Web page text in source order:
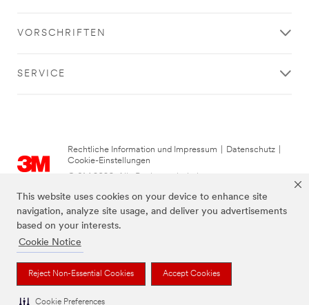
This website uses cookies on your device to enhance site
navigation, analyze site usage, and deliver you advertisements
based on your interests.
Cookie Notice
Reject Non-Essential Cookies Accept Cookies
Cookie Preferences
VORSCHRIFTEN
SERVICE
Rechtliche Information und Impressum Datenschutz
Cookie-Einstellungen